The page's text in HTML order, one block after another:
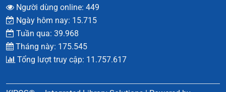
Người dùng online: 449
Ngày hôm nay: 15.715
Tuần qua: 39.968
Tháng này: 175.545
Tổng lượt truy cập: 11.757.617